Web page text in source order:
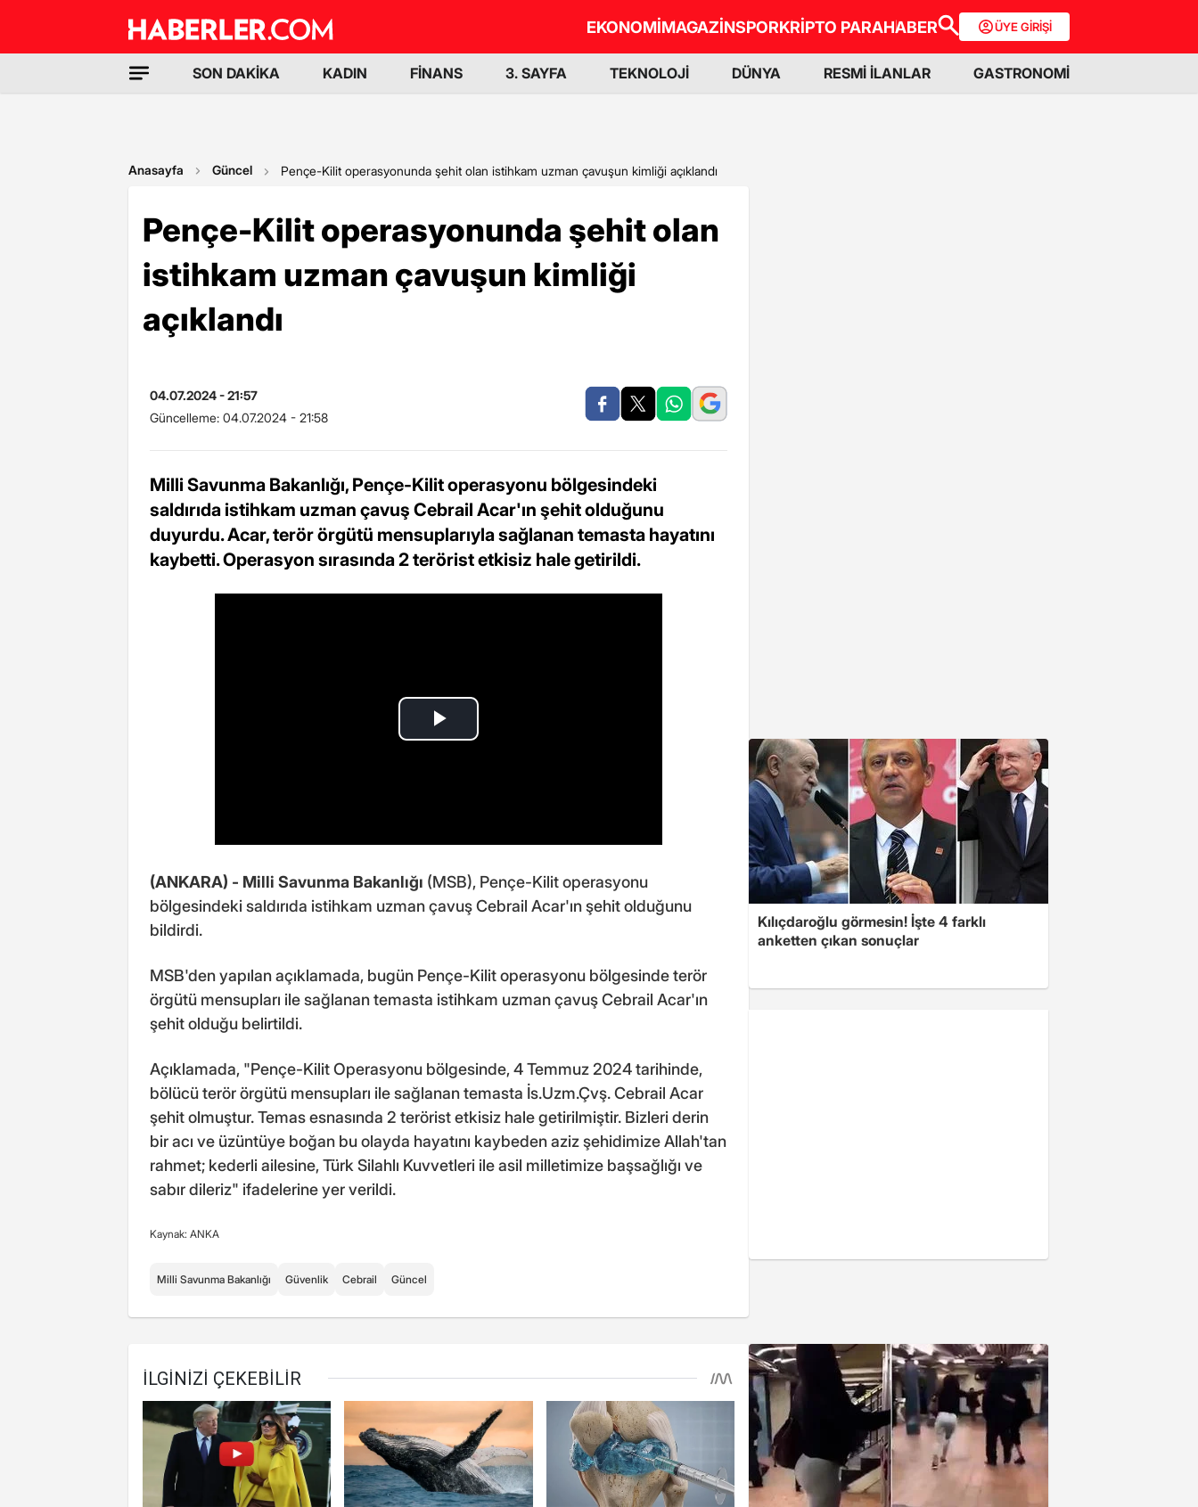
EKONOMİMAGAZİNSPORKRİPTO PARAHABER ÜYE GİRİŞİ
SON DAKİKA KADIN FİNANS 3. SAYFA TEKNOLOJİ DÜNYA RESMİ İLANLAR GASTRONOMİ
Anasayfa Güncel Pençe-Kilit operasyonunda şehit olan istihkam uzman çavuşun kimliği açıklandı
Pençe-Kilit operasyonunda şehit olan
istihkam uzman çavuşun kimliği
açıklandı
04.07.2024 - 21:57
Güncelleme: 04.07.2024 - 21:58
Milli Savunma Bakanlığı, Pençe-Kilit operasyonu bölgesindeki
saldırıda istihkam uzman çavuş Cebrail Acar'ın şehit olduğunu
duyurdu. Acar, terör örgütü mensuplarıyla sağlanan temasta hayatını
kaybetti. Operasyon sırasında 2 terörist etkisiz hale getirildi.
(ANKARA) - Milli Savunma Bakanlığı (MSB), Pençe-Kilit operasyonu
bölgesindeki saldırıda istihkam uzman çavuş Cebrail Acar'ın şehit olduğunu
bildirdi.
MSB'den yapılan açıklamada, bugün Pençe-Kilit operasyonu bölgesinde terör
örgütü mensupları ile sağlanan temasta istihkam uzman çavuş Cebrail Acar'ın
şehit olduğu belirtildi.
Açıklamada, "Pençe-Kilit Operasyonu bölgesinde, 4 Temmuz 2024 tarihinde,
bölücü terör örgütü mensupları ile sağlanan temasta İs.Uzm.Çvş. Cebrail Acar
şehit olmuştur. Temas esnasında 2 terörist etkisiz hale getirilmiştir. Bizleri derin
bir acı ve üzüntüye boğan bu olayda hayatını kaybeden aziz şehidimize Allah'tan
rahmet; kederli ailesine, Türk Silahlı Kuvvetleri ile asil milletimize başsağlığı ve
sabır dileriz" ifadelerine yer verildi.
Kaynak: ANKA
Milli Savunma Bakanlığı Güvenlik Cebrail Güncel
Kılıçdaroğlu görmesin! İşte 4 farklı
anketten çıkan sonuçlar